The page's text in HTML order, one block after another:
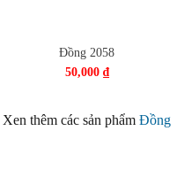
Đồng 2058
50,000 ₫
Xen thêm các sản phẩm Đồng